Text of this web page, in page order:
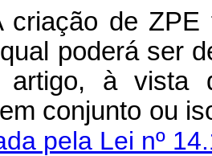
de ZPE
poderá ser
artigo, à vista
em conjunto
pela Lei nº